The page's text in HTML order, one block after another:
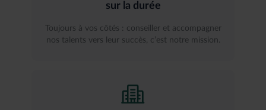
sur la durée
Toujours à vos côtés : conseiller et accompagner
nos talents vers leur succès, c’est notre mission.